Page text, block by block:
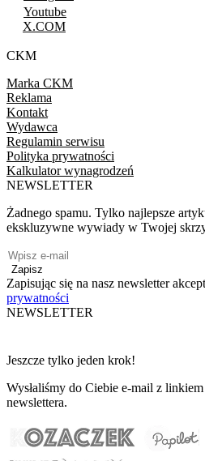
Youtube
X.COM
CKM
Marka CKM
Reklama
Kontakt
Wydawca
Regulamin serwisu
Polityka prywatności
Kalkulator wynagrodzeń
NEWSLETTER
Żadnego spamu. Tylko najlepsze
ekskluzywne wywiady w Twojej
Zapisz
Zapisując się na nasz newsletter
prywatności
NEWSLETTER
Jeszcze tylko jeden krok!
Wysłaliśmy do Ciebie e-mail z
newslettera.